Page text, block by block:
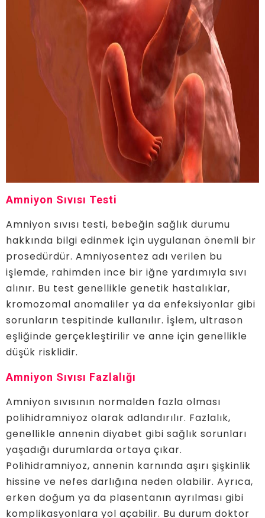
Amniyon Sıvısı Testi
Amniyon sıvısı testi, bebeğin sağlık durumu
hakkında bilgi edinmek için uygulanan önemli bir
prosedürdür. Amniyosentez adı verilen bu
işlemde, rahimden ince bir iğne yardımıyla sıvı
alınır. Bu test genellikle genetik hastalıklar,
kromozomal anomaliler ya da enfeksiyonlar gibi
sorunların tespitinde kullanılır. İşlem, ultrason
eşliğinde gerçekleştirilir ve anne için genellikle
düşük risklidir.
Amniyon Sıvısı Fazlalığı
Amniyon sıvısının normalden fazla olması
polihidramniyoz olarak adlandırılır. Fazlalık,
genellikle annenin diyabet gibi sağlık sorunları
yaşadığı durumlarda ortaya çıkar.
Polihidramniyoz, annenin karnında aşırı şişkinlik
hissine ve nefes darlığına neden olabilir. Ayrıca,
erken doğum ya da plasentanın ayrılması gibi
komplikasyonlara yol açabilir. Bu durum doktor